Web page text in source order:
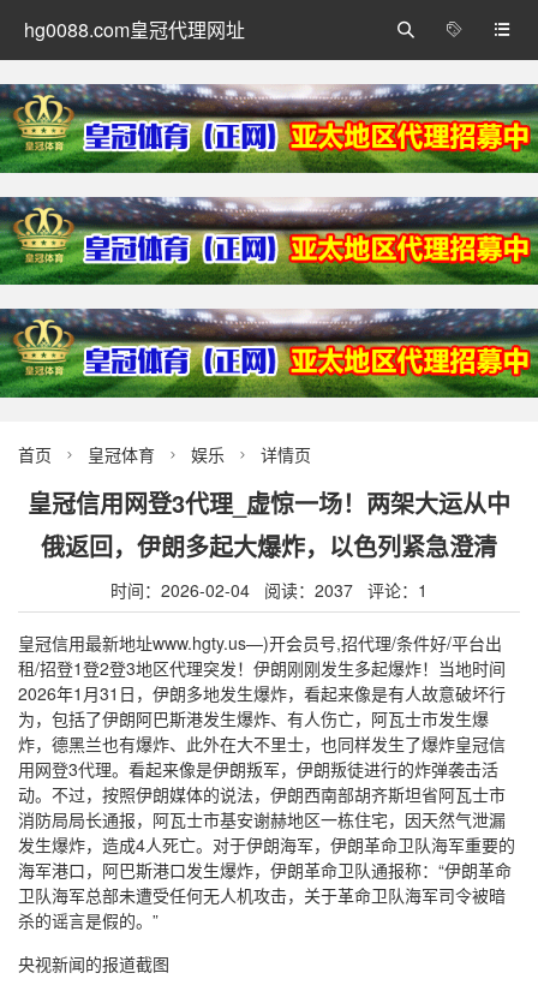
hg0088.com皇冠代理网址 


首页  皇冠体育  娱乐  详情页
皇冠信用网登3代理_虚惊一场！两架大运从中
俄返回，伊朗多起大爆炸，以色列紧急澄清
时间：2026-02-04 阅读：2037 评论：1
皇冠信用最新地址www.hgty.us—)开会员号,招代理/条件好/平台出
租/招登1登2登3地区代理突发！伊朗刚刚发生多起爆炸！当地时间
2026年1月31日，伊朗多地发生爆炸，看起来像是有人故意破坏行
为，包括了伊朗阿巴斯港发生爆炸、有人伤亡，阿瓦士市发生爆
炸，德黑兰也有爆炸、此外在大不里士，也同样发生了爆炸皇冠信
用网登3代理。看起来像是伊朗叛军，伊朗叛徒进行的炸弹袭击活
动。不过，按照伊朗媒体的说法，伊朗西南部胡齐斯坦省阿瓦士市
消防局局长通报，阿瓦士市基安谢赫地区一栋住宅，因天然气泄漏
发生爆炸，造成4人死亡。对于伊朗海军，伊朗革命卫队海军重要的
海军港口，阿巴斯港口发生爆炸，伊朗革命卫队通报称：“伊朗革命
卫队海军总部未遭受任何无人机攻击，关于革命卫队海军司令被暗
杀的谣言是假的。”
央视新闻的报道截图